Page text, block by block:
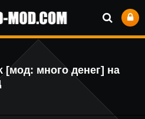
[мод: много денег] на